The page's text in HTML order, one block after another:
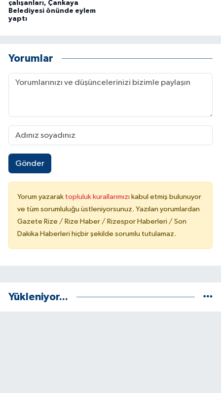
çalışanları, Çankaya
Belediyesi önünde eylem
yaptı
Yorumlar
Gönder
Yorum yazarak topluluk kurallarımızı kabul etmiş bulunuyor
ve tüm sorumluluğu üstleniyorsunuz. Yazılan yorumlardan
Gazete Rize / Rize Haber / Rizespor Haberleri / Son
Dakika Haberleri hiçbir şekilde sorumlu tutulamaz.
Yükleniyor...